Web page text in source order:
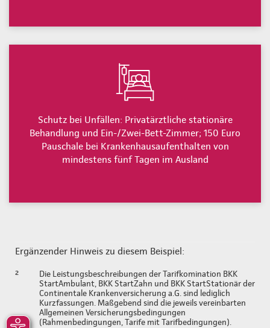
Schutz bei Unfällen: Privatärztliche stationäre
Behandlung und Ein-/Zwei-Bett-Zimmer; 150 Euro
Pauschale bei Krankenhausaufenthalten von
mindestens fünf Tagen im Ausland
Ergänzender Hinweis zu diesem Beispiel:
²
Die Leistungsbeschreibungen der Tarifkomination BKK
StartAmbulant, BKK StartZahn und BKK StartStationär der
Continentale Krankenversicherung a.G. sind lediglich
Kurzfassungen. Maßgebend sind die jeweils vereinbarten
Allgemeinen Versicherungsbedingungen
(Rahmenbedingungen, Tarife mit Tarifbedingungen).